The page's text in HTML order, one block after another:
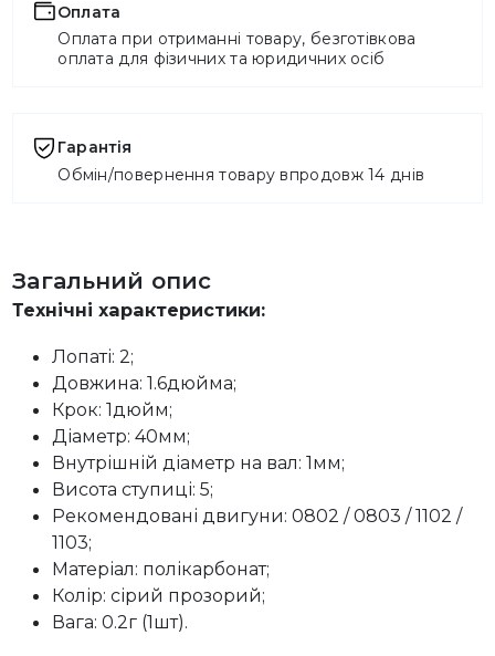
Оплата
Оплата при отриманні товару, безготівкова
оплата для фізичних та юридичних осіб
Гарантія
Обмін/повернення товару впродовж 14 днів
Загальний опис
Технічні характеристики:
Лопаті: 2;
Довжина: 1.6дюйма;
Крок: 1дюйм;
Діаметр: 40мм;
Внутрішній діаметр на вал: 1мм;
Висота ступиці: 5;
Рекомендовані двигуни: 0802 / 0803 / 1102 /
1103;
Матеріал: полікарбонат;
Колір: сірий прозорий;
Вага: 0.2г (1шт).